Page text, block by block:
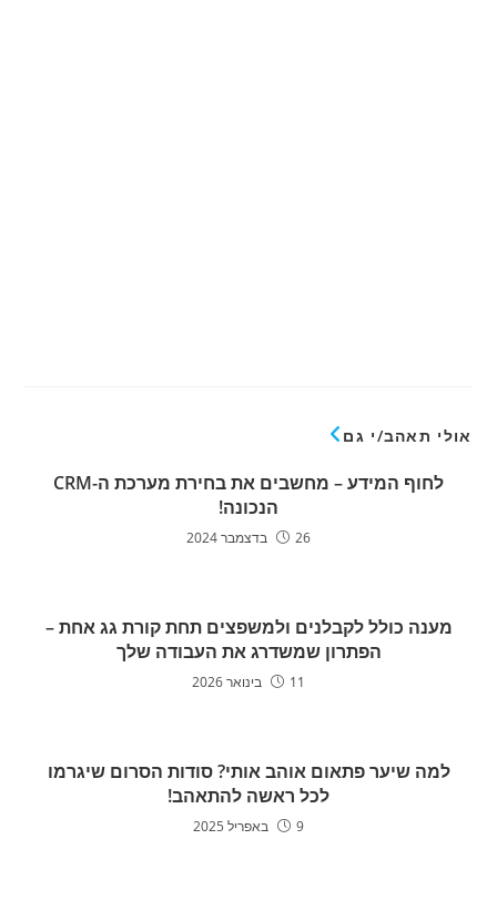
אולי תאהב/י גם
לחוף המידע – מחשבים את בחירת מערכת ה-CRM
הנכונה!
26 בדצמבר 2024
מענה כולל לקבלנים ולמשפצים תחת קורת גג אחת –
הפתרון שמשדרג את העבודה שלך
11 בינואר 2026
למה שיער פתאום אוהב אותי? סודות הסרום שיגרמו
לכל ראשה להתאהב!
9 באפריל 2025